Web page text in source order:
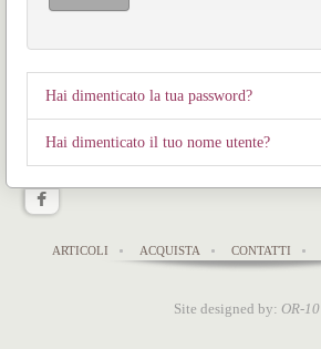
Hai dimenticato la tua password?
Hai dimenticato il tuo nome utente?
ARTICOLI ACQUISTA CONTATTI
Site designed by: OR-10